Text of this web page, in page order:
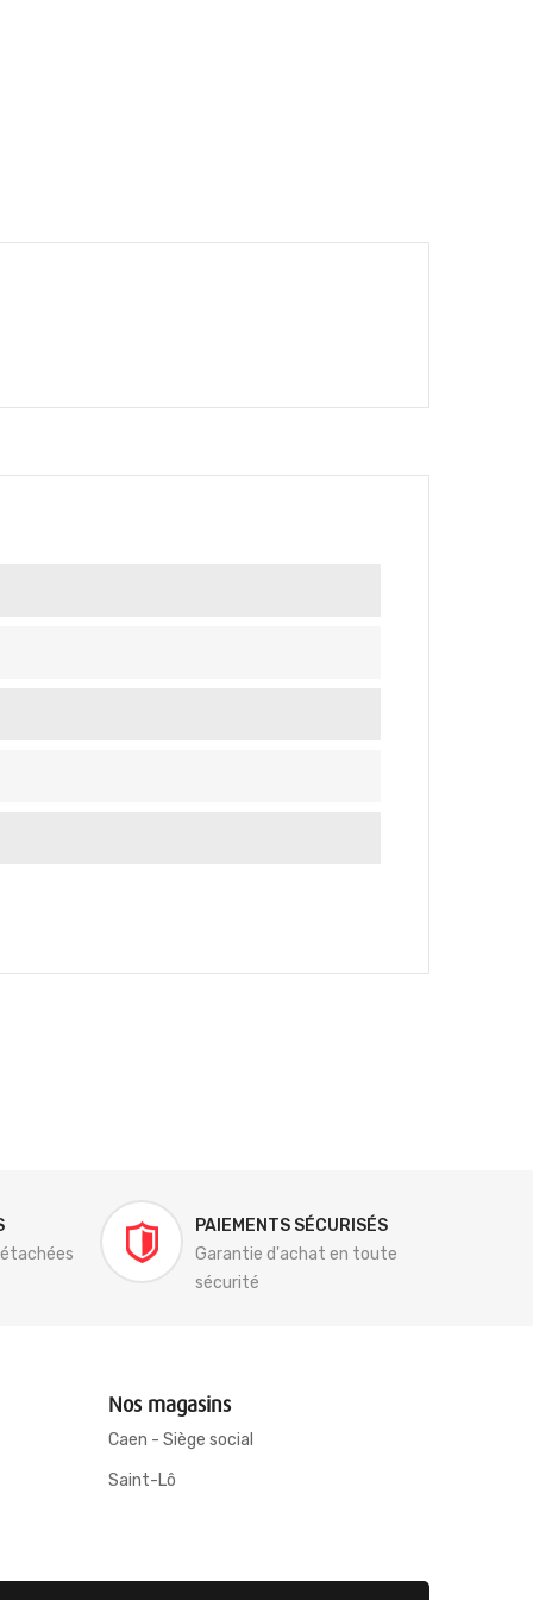
PAIEMENTS SÉCURISÉS
Garantie d'achat en toute
sécurité
Nos magasins
Caen - Siège social
Saint-Lô